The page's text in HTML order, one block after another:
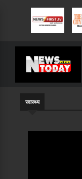
स्वास्थ्य